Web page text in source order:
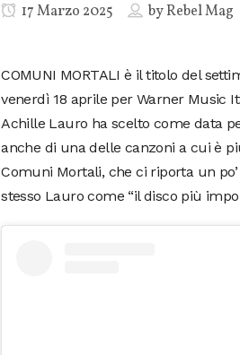
17 Marzo 2025 byRebel Mag
COMUNI MORTALI è il titolo del
venerdì 18 aprile per Warner Music
Achille Lauro ha scelto come data
anche di una delle canzoni a cui è
Comuni Mortali, che ci riporta un
stesso Lauro come “il disco più